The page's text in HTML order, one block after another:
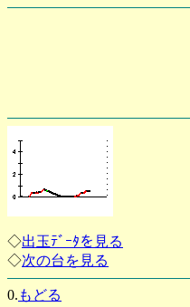
◇出玉ﾃﾞｰﾀを見る
◇次の台を見る
0. もどる